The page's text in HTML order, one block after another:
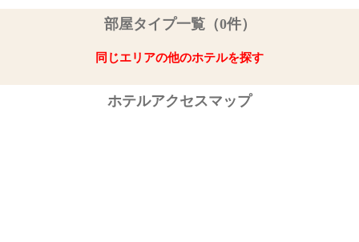
部屋タイプ一覧（0件）
同じエリアの他のホテルを探す
ホテルアクセスマップ